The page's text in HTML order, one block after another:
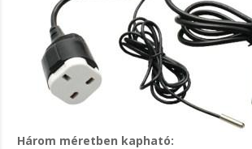
Három méretben kapható: